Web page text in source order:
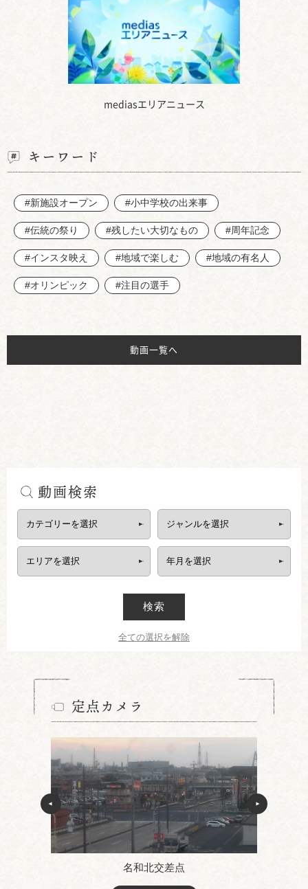
mediasエリアニュース
キーワード
#新施設オープン #小中学校の出来事
#伝統の祭り #残したい大切なもの #周年記念
#インスタ映え #地域で楽しむ #地域の有名人
#オリンピック #注目の選手
動画一覧へ
動画検索
検索
全ての選択を解除
定点カメラ
名和北交差点